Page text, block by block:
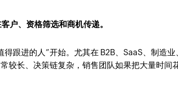
户、资格筛选和商机传递。
跟进的人”开始。尤其在 B2B、SaaS、制造业
较长、决策链复杂，销售团队如果把大量时间